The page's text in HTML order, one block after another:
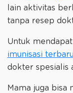
lain aktivitas
tanpa resep
Untuk
imunisasi terbaru
dokter spesialis
Mama juga bisa